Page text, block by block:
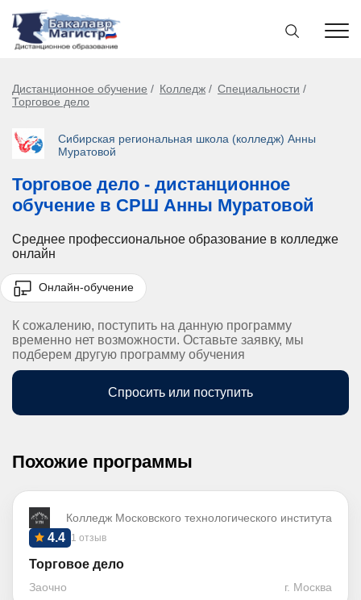
Дистанционное обучение Колледж
Специальности
Торговое дело
Сибирская региональная школа (колледж) Анны
Муратовой
Торговое дело - дистанционное
обучение в СРШ Анны Муратовой
Среднее профессиональное образование в колледже
онлайн
Онлайн-обучение
К сожалению, поступить на данную программу
временно нет возможности. Оставьте заявку, мы
подберем другую программу обучения
Спросить или поступить
Похожие программы
Колледж Московского технологического института
1 отзыв
4.4
Торговое дело
Заочно г. Москва